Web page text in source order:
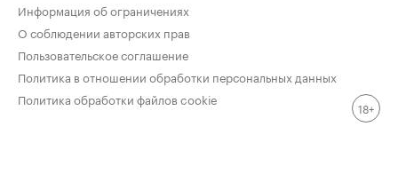
Информация об ограничениях
О соблюдении авторских прав
Пользовательское соглашение
Политика в отношении обработки персональных данных
Политика обработки файлов cookie
18+